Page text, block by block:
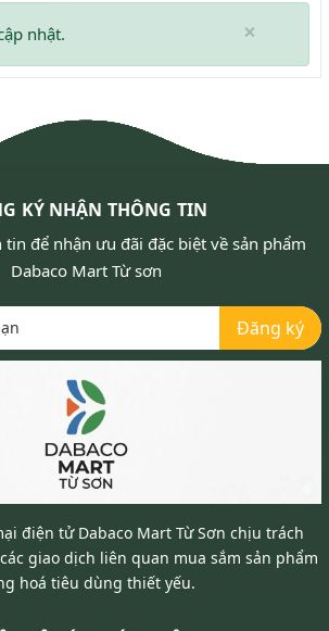
×
nhật.
KÝ NHẬN THÔNG TIN
để nhận ưu đãi đặc biệt về sản phẩm
Dabaco Mart Từ sơn
Đăng ký
điện tử Dabaco Mart Từ Sơn chịu trách
giao dịch liên quan mua sắm sản phẩm
hoá tiêu dùng thiết yếu.